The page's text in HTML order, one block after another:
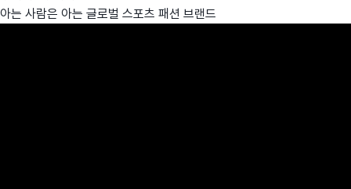
아는 사람은 아는 글로벌 스포츠 패션 브랜드